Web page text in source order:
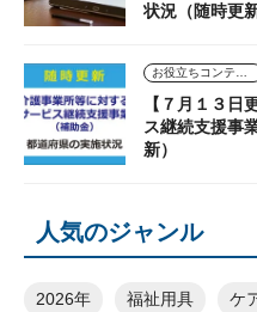
状況（随時更新
【７月１３日
ス継続支援事
新）
人気のジャンル
2026年 福祉用具 ケ